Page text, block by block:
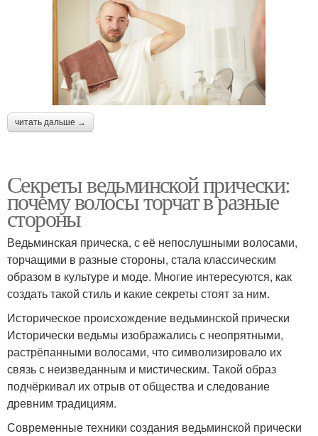
читать дальше →
Секреты ведьминской прически:
почему волосы торчат в разные
стороны
Ведьминская прическа, с её непослушными волосами,
торчащими в разные стороны, стала классическим
образом в культуре и моде. Многие интересуются, как
создать такой стиль и какие секреты стоят за ним.
Историческое происхождение ведьминской прически
Исторически ведьмы изображались с неопрятными,
растрёпанными волосами, что символизировало их
связь с неизведанным и мистическим. Такой образ
подчёркивал их отрыв от общества и следование
древним традициям.
Современные техники создания ведьминской прически